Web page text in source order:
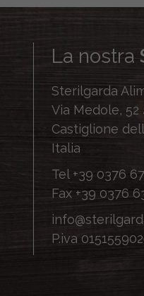
La nostra
Sterilgarda
Via Medole, 52
Castiglione
Italia
Tel +39 0376
Fax +39 0376
P.iva